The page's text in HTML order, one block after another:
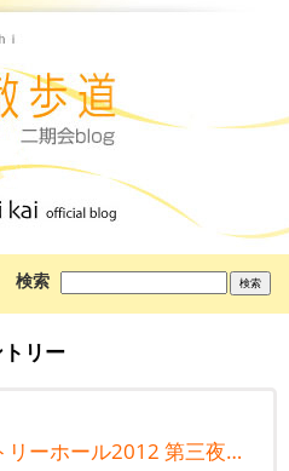
検索
を
索:
リー
リーホール2012 第三夜…